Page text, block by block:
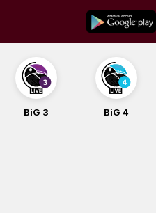
content
BiG 3 BiG 4